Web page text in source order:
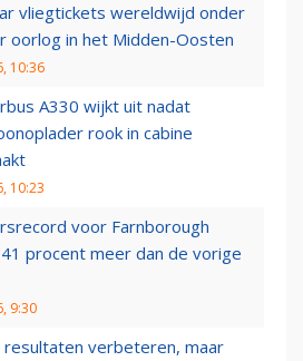
vliegtickets wereldwijd onder
oorlog in het Midden-Oosten
10:36
A330 wijkt uit nadat
rook in cabine
10:23
voor Farnborough
procent meer dan de vorige
9:30
resultaten verbeteren, maar